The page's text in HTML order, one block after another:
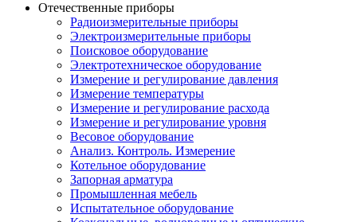
Отечественные приборы
Радиоизмерительные приборы
Электроизмерительные приборы
Поисковое оборудование
Электротехническое оборудование
Измерение и регулирование давления
Измерение температуры
Измерение и регулирование расхода
Измерение и регулирование уровня
Весовое оборудование
Анализ. Контроль. Измерение
Котельное оборудование
Запорная арматура
Промышленная мебель
Испытательное оборудование